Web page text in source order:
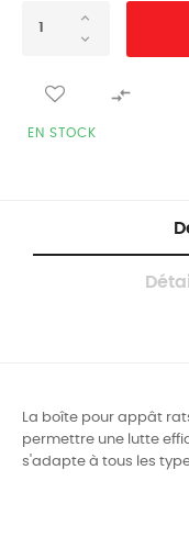

EN STOCK
La boîte pour appât
permettre une lutte
s'adapte à tous les